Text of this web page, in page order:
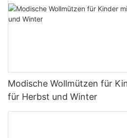
Modische Wollmützen für
für Herbst und Winter